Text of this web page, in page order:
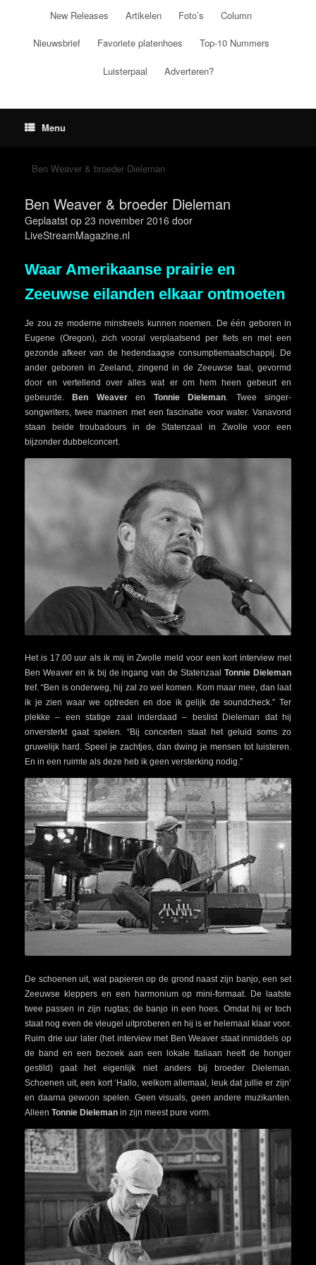
New Releases Artikelen Foto’s Column
Nieuwsbrief Favoriete platenhoes Top-10 Nummers
Luisterpaal Adverteren?
Menu
Ben Weaver & broeder Dieleman
Ben Weaver & broeder Dieleman
Geplaatst op 23 november 2016 door
LiveStreamMagazine.nl
Waar Amerikaanse prairie en
Zeeuwse eilanden elkaar ontmoeten
Je zou ze moderne minstreels kunnen noemen. De één geboren in
Eugene (Oregon), zich vooral verplaatsend per fiets en met een
gezonde afkeer van de hedendaagse consumptiemaatschappij. De
ander geboren in Zeeland, zingend in de Zeeuwse taal, gevormd
door en vertellend over alles wat er om hem heen gebeurt en
gebeurde.Ben Weaveren Tonnie Dieleman . Twee singer-
songwriters, twee mannen met een fascinatie voor water. Vanavond
staan beide troubadours in de Statenzaal in Zwolle voor een
bijzonder dubbelconcert.
Het is 17.00 uur als ik mij in Zwolle meld voor een kort interview met
Ben Weaver en ik bij de ingang van de StatenzaalTonnie Dieleman
tref. “Ben is onderweg, hij zal zo wel komen. Kom maar mee, dan laat
ik je zien waar we optreden en doe ik gelijk de soundcheck.” Ter
plekke – een statige zaal inderdaad – beslist Dieleman dat hij
onversterkt gaat spelen. “Bij concerten staat het geluid soms zo
gruwelijk hard. Speel je zachtjes, dan dwing je mensen tot luisteren.
En in een ruimte als deze heb ik geen versterking nodig.”
De schoenen uit, wat papieren op de grond naast zijn banjo, een set
Zeeuwse kleppers en een harmonium op mini-formaat. De laatste
twee passen in zijn rugtas; de banjo in een hoes. Omdat hij er toch
staat nog even de vleugel uitproberen en hij is er helemaal klaar voor.
Ruim drie uur later (het interview met Ben Weaver staat inmiddels op
de band en een bezoek aan een lokale Italiaan heeft de honger
gestild) gaat het eigenlijk niet anders bij broeder Dieleman.
Schoenen uit, een kort ‘Hallo, welkom allemaal, leuk dat jullie er zijn’
en daarna gewoon spelen. Geen visuals, geen andere muzikanten.
Alleen Tonnie Dieleman in zijn meest pure vorm.